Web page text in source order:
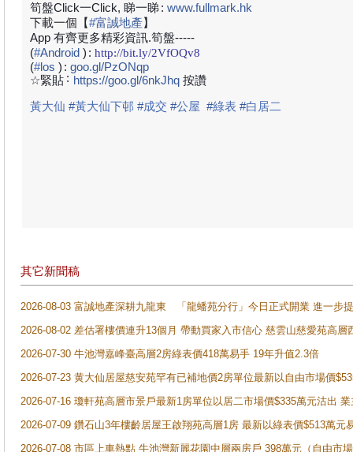
筍盤Click一Click, 睇一睇: www.fullmark.hk
下載一個【#富誠地產】
App 有齊更多精彩資訊.筍盤-----
(#Android ) : http://bit.ly/2VfOQv8
(#los ) : goo.gl/PzONqp
☆緊貼 :https://goo.gl/6nkJhq 按讚
黃大仙 #黃大仙下邨 #成交 #公屋 #綠表 #白居二
其它新聞稿
2026-08-03 富誠地產深耕九龍東 「龍蟠苑分行」今日正式開業 進一步
2026-08-02 差估署樓價連升13個月 帶動買家入市信心 慈雲山慈愛苑高層
2026-07-30 牛池灣嘉峰臺高層2房綠表價418萬易手 19年升值2.3倍
2026-07-23 黄大仙居屋慈安苑罕有已補地價2房單位最新以自由市場價
2026-07-16 瓊軒苑高層市景戶最新1房單位以居二市場價$335萬元沽出
2026-07-09 鑽石山3年樓齡居屋王啟翔苑高層1房 最新以綠表價$513萬元
2026-07-08 市區上車熱點 牛池灣新麗花園中層兩房戶 398萬元（自由市